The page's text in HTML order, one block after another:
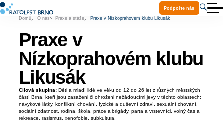
O nás
Ke stažení
Volná místa
Kontakty
Pomoc Ukrajině
Podpořte nás
Domů O nás Praxe a stáže Praxe v Nízkoprahovém klubu Likusák
Praxe v
Nízkoprahovém klubu
Likusák
Cílová skupina: Děti a mladí lidé ve věku od 12 do 26 let z různých městských
částí Brna, kteří jsou zasaženi či ohroženi nežádoucími jevy v těchto oblastech:
návykové látky, konfliktní chování, fyzické a duševní zdraví, sexuální chování,
sociální zdatnost, rodina, škola, práce a brigády, parta a vrstevníci, volný čas a
rekreace, rasismus, xenofobie, subkultura.